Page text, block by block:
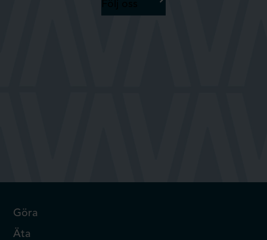
Göra
Äta